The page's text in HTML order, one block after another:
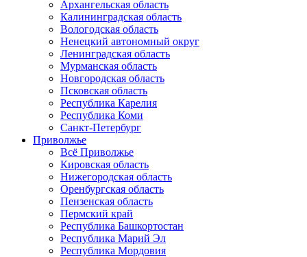
Архангельская область
Калининградская область
Вологодская область
Ненецкий автономный округ
Ленинградская область
Мурманская область
Новгородская область
Псковская область
Республика Карелия
Республика Коми
Санкт-Петербург
Приволжье
Всё Приволжье
Кировская область
Нижегородская область
Оренбургская область
Пензенская область
Пермский край
Республика Башкортостан
Республика Марий Эл
Республика Мордовия